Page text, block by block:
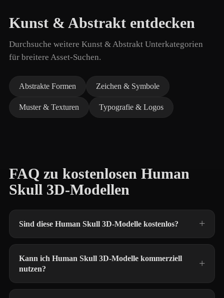
Kunst & Abstrakt entdecken
Durchsuche weitere Kunst & Abstrakt Unterkategorien
für breitere Asset-Suchen.
Abstrakte Formen Zeichen & Symbole
Muster & Texturen Typografie & Logos
FAQ zu kostenlosen Human
Skull 3D-Modellen
Sind diese Human Skull 3D-Modelle kostenlos?
Kann ich Human Skull 3D-Modelle kommerziell
nutzen?